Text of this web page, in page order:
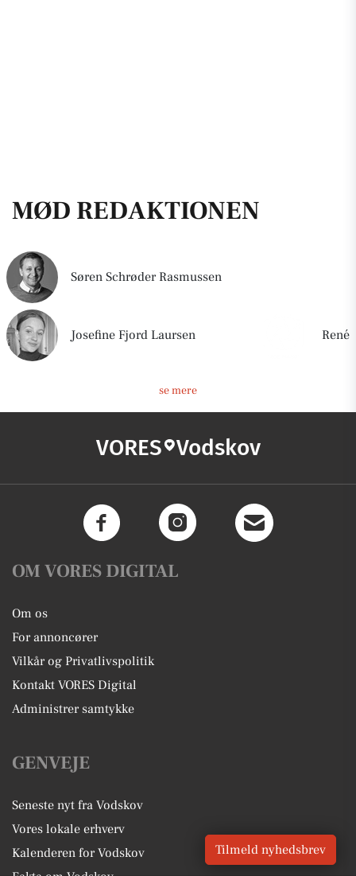
MØD REDAKTIONEN
Søren Schrøder Rasmussen
Josefine Fjord Laursen René
se mere
VORES Vodskov
OM VORES DIGITAL
Om os
For annoncører
Vilkår og Privatlivspolitik
Kontakt VORES Digital
Administrer samtykke
GENVEJE
Seneste nyt fra Vodskov
Vores lokale erhverv
Kalenderen for Vodskov
Tilmeld nyhedsbrev